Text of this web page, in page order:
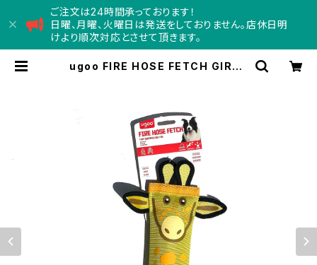
ご注文は24時間承っております！
日曜、月曜、火曜日は発送をしておりません。店休日明
けより順次対応とさせて頂きます。
ugoo FIRE HOSE FETCH GIRAF
tore -